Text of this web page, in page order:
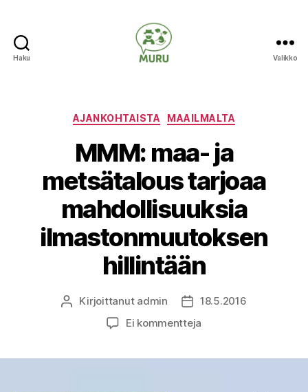
Haku Valikko
Kategoriat
AJANKOHTAISTA MAAILMALTA
MMM: maa- ja
metsätalous tarjoaa
mahdollisuuksia
ilmastonmuutoksen
hillintään
Kirjoittaja
Kirjoittanut admin Julkaisupäivämäärä
18.5.2016
Ei kommentteja